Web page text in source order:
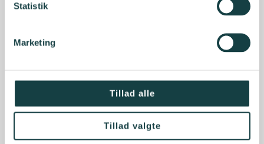
Statistik
Marketing
Tillad alle
Tillad valgte